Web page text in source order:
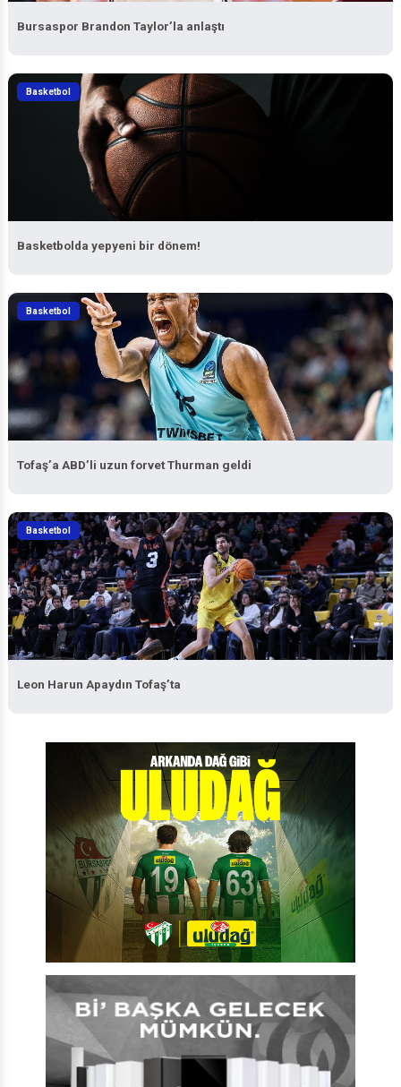
Bursaspor Brandon Taylor’la anlaştı
Basketbol
Basketbolda yepyeni bir dönem!
Basketbol
Tofaş’a ABD’li uzun forvet Thurman geldi
Basketbol
Leon Harun Apaydın Tofaş’ta